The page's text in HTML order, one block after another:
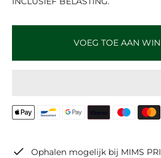
R
I
J
VOEG TOE AAN
Ophalen mogelijk bij MIMS